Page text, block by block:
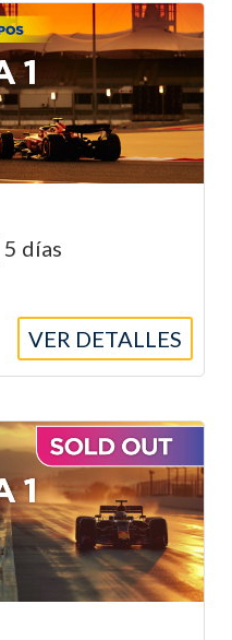
días
VER DETALLES